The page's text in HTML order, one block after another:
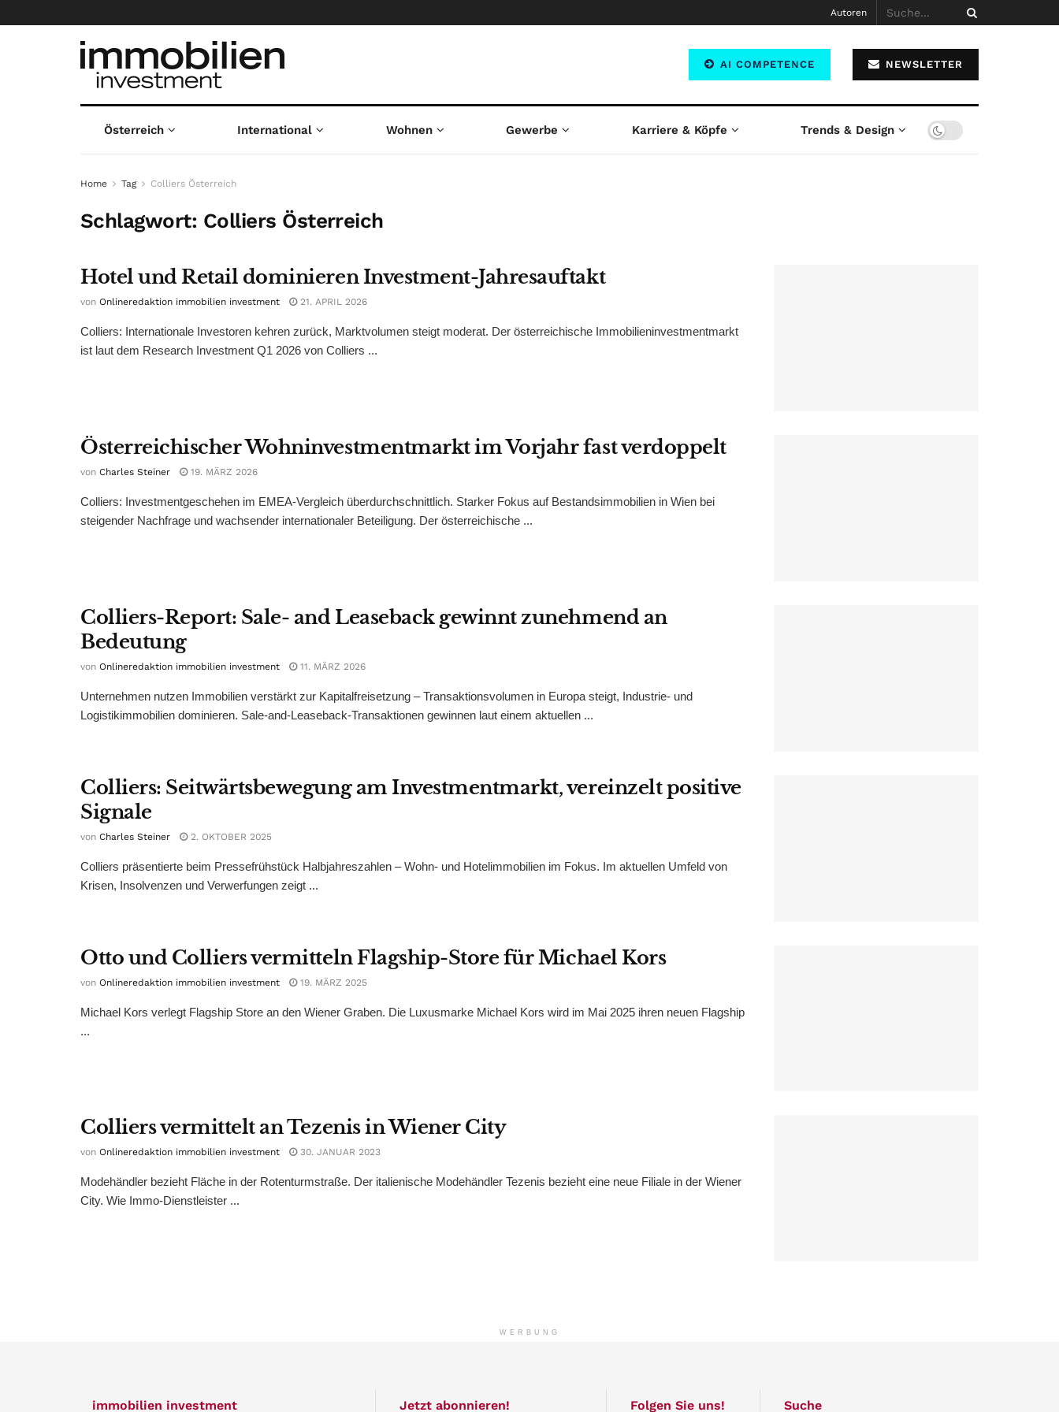
Autoren
AI COMPETENCE NEWSLETTER
Österreich International Wohnen Gewerbe Karriere & Köpfe Trends & Design
Home Tag Colliers Österreich
Schlagwort: Colliers Österreich
Hotel und Retail dominieren Investment-Jahresauftakt
von Onlineredaktion immobilien investment 21. APRIL 2026
Colliers: Internationale Investoren kehren zurück, Marktvolumen steigt moderat. Der österreichische Immobilieninvestmentmarkt
ist laut dem Research Investment Q1 2026 von Colliers ...
Österreichischer Wohninvestmentmarkt im Vorjahr fast verdoppelt
von Charles Steiner 19. MÄRZ 2026
Colliers: Investmentgeschehen im EMEA-Vergleich überdurchschnittlich. Starker Fokus auf Bestandsimmobilien in Wien bei
steigender Nachfrage und wachsender internationaler Beteiligung. Der österreichische ...
Colliers-Report: Sale- and Leaseback gewinnt zunehmend an
Bedeutung
von Onlineredaktion immobilien investment 11. MÄRZ 2026
Unternehmen nutzen Immobilien verstärkt zur Kapitalfreisetzung – Transaktionsvolumen in Europa steigt, Industrie- und
Logistikimmobilien dominieren. Sale-and-Leaseback-Transaktionen gewinnen laut einem aktuellen ...
Colliers: Seitwärtsbewegung am Investmentmarkt, vereinzelt positive
Signale
von Charles Steiner 2. OKTOBER 2025
Colliers präsentierte beim Pressefrühstück Halbjahreszahlen – Wohn- und Hotelimmobilien im Fokus. Im aktuellen Umfeld von
Krisen, Insolvenzen und Verwerfungen zeigt ...
Otto und Colliers vermitteln Flagship-Store für Michael Kors
von Onlineredaktion immobilien investment 19. MÄRZ 2025
Michael Kors verlegt Flagship Store an den Wiener Graben. Die Luxusmarke Michael Kors wird im Mai 2025 ihren neuen Flagship
...
Colliers vermittelt an Tezenis in Wiener City
von Onlineredaktion immobilien investment 30. JANUAR 2023
Modehändler bezieht Fläche in der Rotenturmstraße. Der italienische Modehändler Tezenis bezieht eine neue Filiale in der Wiener
City. Wie Immo-Dienstleister ...
WERBUNG
immobilien investment Jetzt abonnieren! Folgen Sie uns! Suche